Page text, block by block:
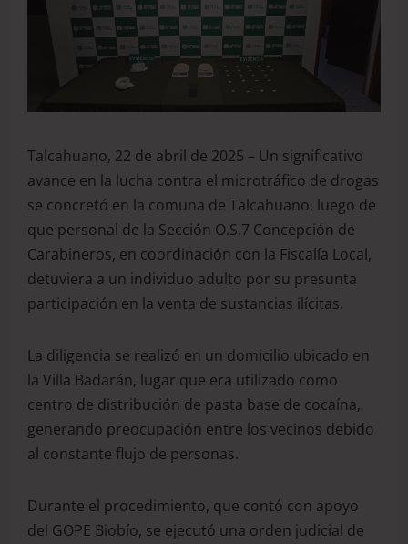
Talcahuano, 22 de abril de 2025 – Un significativo
avance en la lucha contra el microtráfico de drogas
se concretó en la comuna de Talcahuano, luego de
que personal de la Sección O.S.7 Concepción de
Carabineros, en coordinación con la Fiscalía Local,
detuviera a un individuo adulto por su presunta
participación en la venta de sustancias ilícitas.
La diligencia se realizó en un domicilio ubicado en
la Villa Badarán, lugar que era utilizado como
centro de distribución de pasta base de cocaína,
generando preocupación entre los vecinos debido
al constante flujo de personas.
Durante el procedimiento, que contó con apoyo
del GOPE Biobío, se ejecutó una orden judicial de